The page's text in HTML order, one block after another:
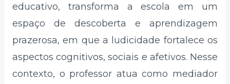
educativo, transforma a escola em um
espaço de descoberta e aprendizagem
prazerosa, em que a ludicidade fortalece os
aspectos cognitivos, sociais e afetivos. Nesse
contexto, o professor atua como mediador